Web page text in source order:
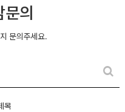
의
문의주세요.
목